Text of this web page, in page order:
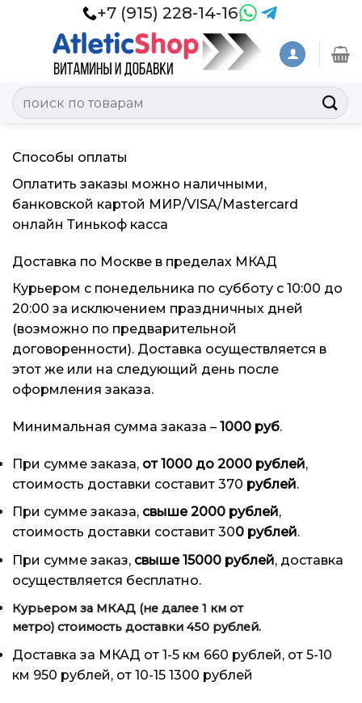
+7 (915) 228-14-16
Искать:
Способы оплаты
Оплатить заказы можно наличными,
банковской картой МИР/VISA/Mastercard
онлайн Тинькоф касса
Доставка по Москве в пределах МКАД
Курьером с понедельника по субботу с 10:00 до
20:00 за исключением праздничных дней
(возможно по предварительной
договоренности). Доставка осуществляется в
этот же или на следующий день после
оформления заказа.
Минимальная сумма заказа – 1000 руб.
При сумме заказа, от 1000 до 2000 рублей,
стоимость доставки составит 370 рублей.
При сумме заказа, свыше 2000 рублей,
стоимость доставки составит 300 рублей.
При сумме заказ, свыше 15000 рублей, доставка
осуществляется бесплатно.
Курьером за МКАД (не далее 1 км от
метро) стоимость доставки 450 рублей.
Доставка за МКАД от 1-5 км 660 рублей, от 5-10
км 950 рублей, от 10-15 1300 рублей